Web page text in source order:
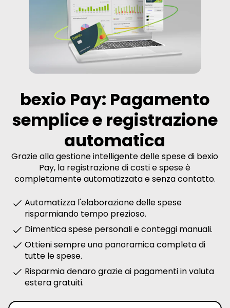
bexio Pay: Pagamento
semplice e registrazione
automatica
Grazie alla gestione intelligente delle spese di bexio
Pay, la registrazione di costi e spese è
completamente automatizzata e senza contatto.
Automatizza l'elaborazione delle spese
risparmiando tempo prezioso.
Dimentica spese personali e conteggi manuali.
Ottieni sempre una panoramica completa di
tutte le spese.
Risparmia denaro grazie ai pagamenti in valuta
estera gratuiti.